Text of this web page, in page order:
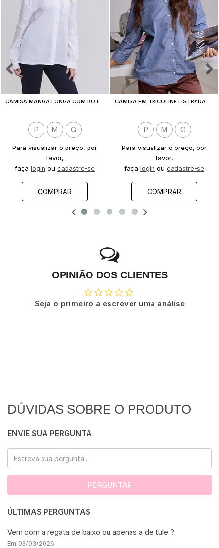
P M G
Para visualizar o preço, por
favor,
faça login ou cadastre-se
COMPRAR
P M G
Para visualizar o preço, por
favor,
faça login ou cadastre-se
COMPRAR
OPINIÃO DOS CLIENTES
Seja o primeiro a escrever uma análise
DÚVIDAS SOBRE O PRODUTO
ENVIE SUA PERGUNTA
PERGUNTAR
ÚLTIMAS PERGUNTAS
Vem com a regata de baixo ou apenas a de tule ?
Em 03/03/2026